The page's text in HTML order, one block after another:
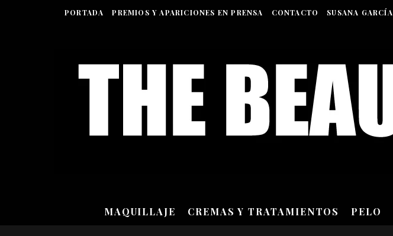
PORTADA PREMIOS Y APARICIONES EN PRENSA CONTACTO SUSANA GARCÍA
MAQUILLAJE CREMAS Y TRATAMIENTOS PELO